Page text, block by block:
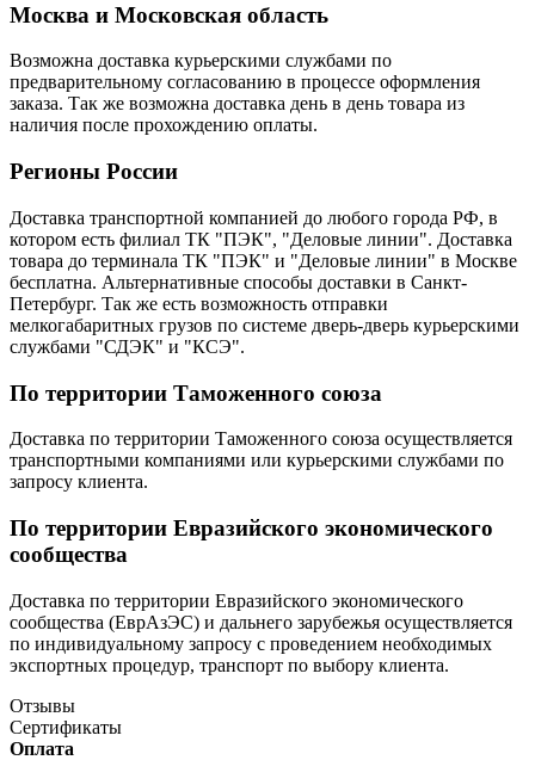
Москва и Московская область
Возможна доставка курьерскими службами по
предварительному согласованию в процессе оформления
заказа. Так же возможна доставка день в день товара из
наличия после прохождению оплаты.
Регионы России
Доставка транспортной компанией до любого города РФ, в
котором есть филиал ТК "ПЭК", "Деловые линии". Доставка
товара до терминала ТК "ПЭК" и "Деловые линии" в Москве
бесплатна. Альтернативные способы доставки в Санкт-
Петербург. Так же есть возможность отправки
мелкогабаритных грузов по системе дверь-дверь курьерскими
службами "СДЭК" и "КСЭ".
По территории Таможенного союза
Доставка по территории Таможенного союза осуществляется
транспортными компаниями или курьерскими службами по
запросу клиента.
По территории Евразийского экономического
сообщества
Доставка по территории Евразийского экономического
сообщества (ЕврАзЭС) и дальнего зарубежья осуществляется
по индивидуальному запросу с проведением необходимых
экспортных процедур, транспорт по выбору клиента.
Отзывы
Сертификаты
Оплата